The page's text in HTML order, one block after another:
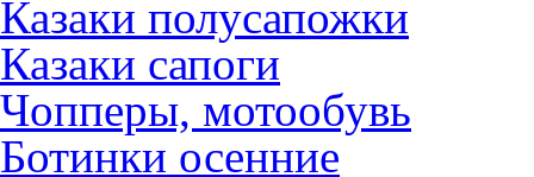
Казаки полусапожки
Казаки сапоги
Чопперы, мотообувь
Ботинки осенние